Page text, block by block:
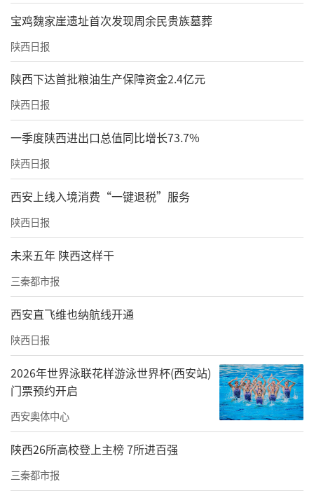
宝鸡魏家崖遗址首次发现周余民贵族墓葬
陕西日报
陕西下达首批粮油生产保障资金2.4亿元
陕西日报
一季度陕西进出口总值同比增长73.7%
陕西日报
西安上线入境消费“一键退税”服务
陕西日报
未来五年 陕西这样干
三秦都市报
西安直飞维也纳航线开通
陕西日报
2026年世界泳联花样游泳世界杯(西安站)
门票预约开启
西安奥体中心
陕西26所高校登上主榜 7所进百强
三秦都市报